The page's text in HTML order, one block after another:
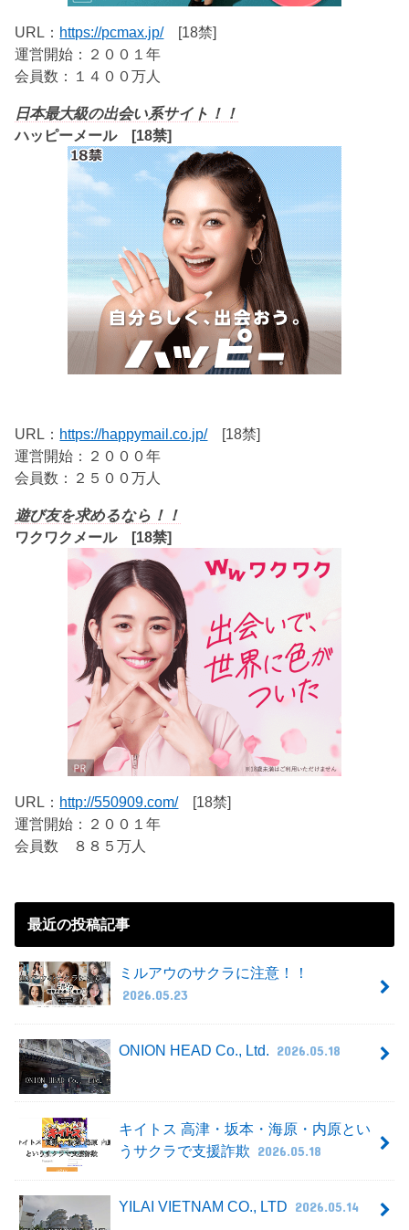
URL： https://pcmax.jp/[18禁]
運営開始：２００１年
会員数：１４００万人
日本最大級の出会い系サイト！！
ハッピーメール [18禁]
URL： https://happymail.co.jp/[18禁]
運営開始：２０００年
会員数：２５００万人
遊び友を求めるなら！！
ワクワクメール [18禁]
URL： http://550909.com/[18禁]
運営開始：２００１年
会員数 ８８５万人
最近の投稿記事
ミルアウのサクラに注意！！
2026.05.23
ONION HEAD Co., Ltd. 2026.05.18
キイトス 高津・坂本・海原・内原とい
うサクラで支援詐欺 2026.05.18
YILAI VIETNAM CO., LTD 2026.05.14